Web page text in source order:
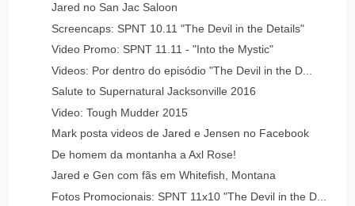
Jared no San Jac Saloon
Screencaps: SPNT 10.11 "The Devil in the Details"
Video Promo: SPNT 11.11 - "Into the Mystic"
Videos: Por dentro do episódio "The Devil in the D...
Salute to Supernatural Jacksonville 2016
Video: Tough Mudder 2015
Mark posta videos de Jared e Jensen no Facebook
De homem da montanha a Axl Rose!
Jared e Gen com fãs em Whitefish, Montana
Fotos Promocionais: SPNT 11x10 "The Devil in the D...